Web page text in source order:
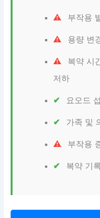
부작용
용량 변
복약 시
저하
요오드
가족 및
부작용
복약 기